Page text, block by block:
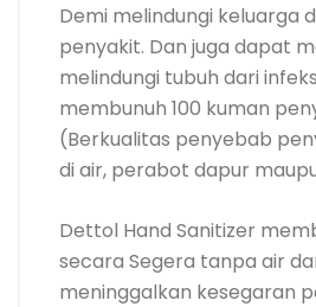
Demi melindungi keluarga
penyakit. Dan juga dapat
melindungi tubuh dari
membunuh 100 kuman
(Berkualitas penyebab
di air, perabot dapur
Dettol Hand Sanitizer
secara Segera tanpa air
meninggalkan kesegaran